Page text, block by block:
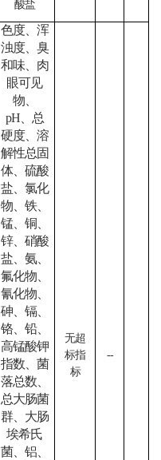
酸盐
色度、浑
浊度、臭
和味、肉
眼可见
物、
pH、总
硬度、溶
解性总固
体、硫酸
盐、氯化
物、铁、
锰、铜、
锌、硝酸
盐、氨、
氟化物、
氰化物、
砷、镉、
铬、铅、
高锰酸钾
指数、菌
落总数、
总大肠菌
群、大肠
埃希氏
菌、铝、
无超
标指
标
--